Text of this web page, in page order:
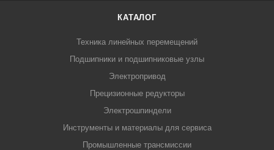
КАТАЛОГ
Техника линейных перемещений
Подшипники и подшипниковые узлы
Электропривод
Прецизионные редукторы
Электрошпиндели
Инструменты и материалы для сервиса
Промышленные трансмиссии